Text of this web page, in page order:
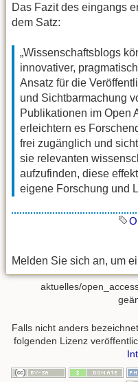
Das Fazit des eingangs
dem Satz:
„Wissenschaftsblogs
innovativer,
Ansatz für die
und Sichtbarmachung
Publikationen im Open
erleichtern es
frei zugänglich und
sie relevanten
aufzufinden, diese
eigene Forschung und
Melden Sie sich an, um
aktuelles/
Falls nicht anders
folgenden Lizenz